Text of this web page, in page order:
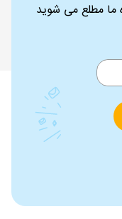
ما مطلع می شوید